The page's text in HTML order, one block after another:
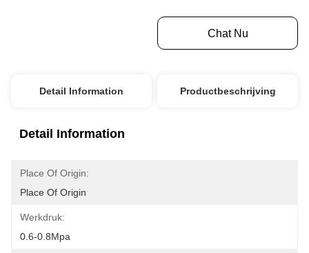
Chat Nu
Detail Information Productbeschrijving
Detail Information
Place Of Origin:
Place Of Origin
Werkdruk:
0.6-0.8Mpa